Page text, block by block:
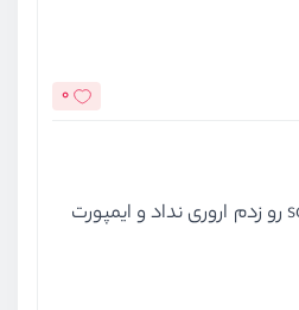
0
من دستور scout:import رو زدم اروری نداد و ایمپورت